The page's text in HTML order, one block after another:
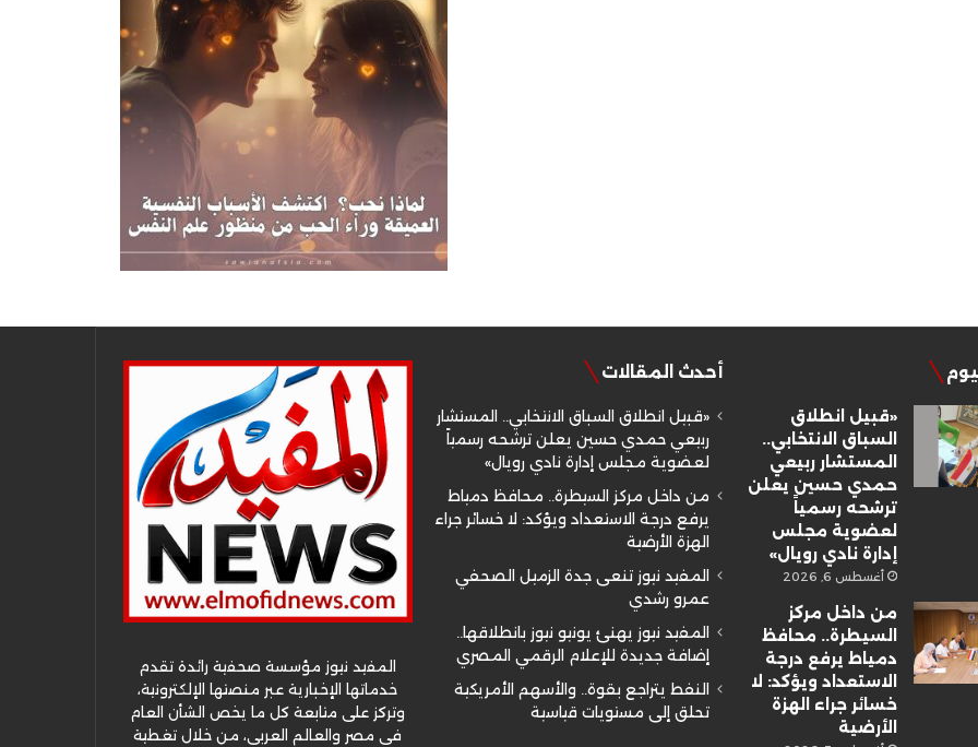
«قبيل انطلاق
السباق الانتخابي..
المستشار ربيعي
حمدي حسين يعلن
ترشحه رسمياً
لعضوية مجلس
إدارة نادي رويال»
أغسطس 6, 2026
من داخل مركز
السيطرة.. محافظ
دمياط يرفع درجة
الاستعداد ويؤكد: لا
خسائر جراء الهزة
الأرضية
أحدث المقالات
«قبيل انطلاق السباق الانتخابي.. المستشار
ربيعي حمدي حسين يعلن ترشحه رسمياً
لعضوية مجلس إدارة نادي رويال»
من داخل مركز السيطرة.. محافظ دمياط
يرفع درجة الاستعداد ويؤكد: لا خسائر جراء
الهزة الأرضية
المفيد نيوز تنعى جدة الزميل الصحفي
عمرو رشدي
المفيد نيوز يهنئ يونيو نيوز بانطلاقها..
إضافة جديدة للإعلام الرقمي المصري
النفط يتراجع بقوة.. والأسهم الأمريكية
تحلق إلى مستويات قياسية
المفيد نيوز مؤسسة صحفية رائدة تقدم
خدماتها الإخبارية عبر منصتها الإلكترونية،
وتركز على متابعة كل ما يخص الشأن العام
في مصر والعالم العربي، من خلال تغطية